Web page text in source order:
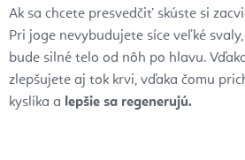
Ak sa chcete presvedčiť skúste si
Pri joge nevybudujete síce veľké
bude silné telo od nôh po hlavu.
zlepšujete aj tok krvi, vďaka čomu
kyslíka a lepšie sa regenerujú.